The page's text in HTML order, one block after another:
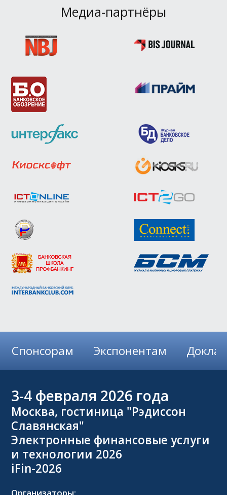
Медиа-партнёры
Спонсорам Экспонентам
3-4 февраля 2026 года
Москва, гостиница "Рэдиссон
Славянская"
Электронные финансовые услуги
и технологии 2026
iFin-2026